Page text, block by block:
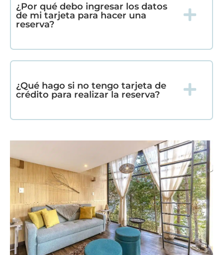
¿Por qué debo ingresar los datos
de mi tarjeta para hacer una
reserva?
¿Qué hago si no tengo tarjeta de
crédito para realizar la reserva?